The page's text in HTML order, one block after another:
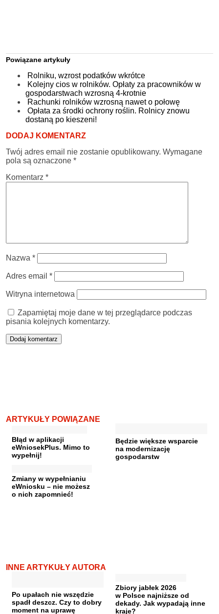
Powiązane artykuły
Rolniku, wzrost podatków wkrótce
Kolejny cios w rolników. Opłaty za pracowników w
gospodarstwach wzrosną 4-krotnie
Rachunki rolników wzrosną nawet o połowę
Opłata za środki ochrony roślin. Rolnicy znowu
dostaną po kieszeni!
DODAJ KOMENTARZ
Twój adres email nie zostanie opublikowany. Wymagane
pola są oznaczone *
Komentarz *
Nazwa *
Adres email *
Witryna internetowa
Zapamiętaj moje dane w tej przeglądarce podczas
pisania kolejnych komentarzy.
ARTYKUŁY POWIĄZANE
Błąd w aplikacji
eWniosekPlus. Mimo to
wypełnij!
Będzie większe wsparcie
na modernizację
gospodarstw
Zmiany w wypełnianiu
eWniosku – nie możesz
o nich zapomnieć!
INNE ARTYKUŁY AUTORA
Po upałach nie wszędzie
spadł deszcz. Czy to dobry
moment na uprawę
Zbiory jabłek 2026
w Polsce najniższe od
dekady. Jak wypadają inne
kraje?